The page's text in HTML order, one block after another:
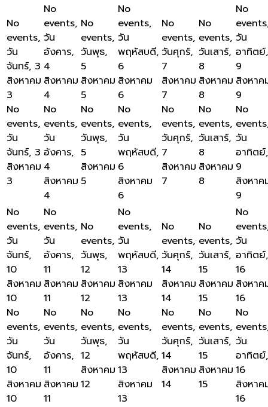
No
events,
วัน
จันทร์, 3
สิงหาคม
3
No
events,
วัน
จันทร์, 3
สิงหาคม
3
No
events,
วัน
อังคาร,
4
สิงหาคม
4
No
events,
วัน
อังคาร,
4
สิงหาคม
4
No
events,
วันพุธ,
5
สิงหาคม
5
No
events,
วันพุธ,
5
สิงหาคม
5
No
events,
วัน
พฤหัสบดี,
6
สิงหาคม
6
No
events,
วัน
พฤหัสบดี,
6
สิงหาคม
6
No
events,
วันศุกร์,
7
สิงหาคม
7
No
events,
วันศุกร์,
7
สิงหาคม
7
No
events,
วันเสาร์,
8
สิงหาคม
8
No
events,
วันเสาร์,
8
สิงหาคม
8
No
วัน
อาทิตย์,
9
สิงหาค
9
No
วัน
อาทิตย์,
9
สิงหาค
9
No
events,
วัน
จันทร์,
10
สิงหาคม
10
No
events,
วัน
จันทร์,
10
สิงหาคม
10
No
events,
วัน
อังคาร,
11
สิงหาคม
11
No
events,
วัน
อังคาร,
11
สิงหาคม
11
No
events,
วันพุธ,
12
สิงหาคม
12
No
events,
วันพุธ,
12
สิงหาคม
12
No
events,
วัน
พฤหัสบดี,
13
สิงหาคม
13
No
events,
วัน
พฤหัสบดี,
13
สิงหาคม
13
No
events,
วันศุกร์,
14
สิงหาคม
14
No
events,
วันศุกร์,
14
สิงหาคม
14
No
events,
วันเสาร์,
15
สิงหาคม
15
No
events,
วันเสาร์,
15
สิงหาคม
15
No
วัน
อาทิตย์,
16
สิงหาค
16
No
วัน
อาทิตย์,
16
สิงหาค
16